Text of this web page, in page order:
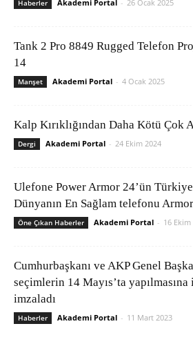
Haberler Akademi Portal - 26 Ocak 2025
Tank 2 Pro 8849 Rugged Telefon
14
Manşet Akademi Portal - 4 Ocak 2025
Kalp Kırıklığından Daha Kötü Çok
Dergi Akademi Portal - 24 Ekim 2024
Ulefone Power Armor 24’ün Türkiye
Dünyanın En Sağlam telefonu
Öne Çıkan Haberler Akademi Portal - 16 Ekim
Cumhurbaşkanı ve AKP Genel
seçimlerin 14 Mayıs’ta
imzaladı
Haberler Akademi Portal - 11 Mart 2023